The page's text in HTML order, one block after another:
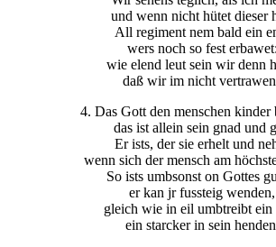
und wenn nicht hütet dieser
All regiment nem bald ein
wers noch so fest erbawet:
wie elend leut sein wir denn
daß wir im nicht
4. Das Gott den menschen kinder
das ist allein sein gnad und
Er ists, der sie erhelt und
wenn sich der mensch am
So ists umbsonst on Gottes
er kan jr fussteig wenden,
gleich wie in eil umbtreibt ein
ein starcker in sein